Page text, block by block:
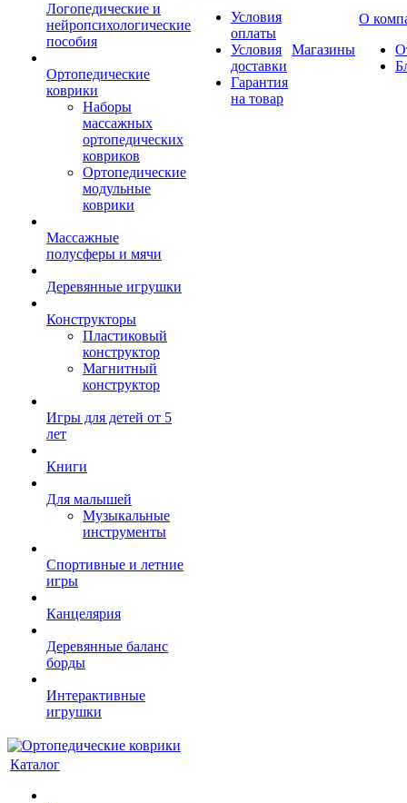
Логопедические и
нейропсихологические
пособия
Ортопедические
коврики
Наборы
массажных
ортопедических
ковриков
Ортопедические
модульные
коврики
Массажные
полусферы и мячи
Деревянные игрушки
Конструкторы
Пластиковый
конструктор
Магнитный
конструктор
Игры для детей от 5
лет
Книги
Для малышей
Музыкальные
инструменты
Спортивные и летние
игры
Канцелярия
Деревянные баланс
борды
Интерактивные
игрушки
Условия
оплаты
Условия
доставки
Гарантия
на товар
Магазины
О
Каталог